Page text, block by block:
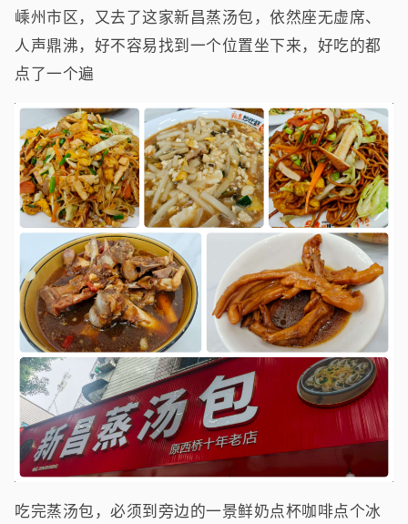
嵊州市区，又去了这家新昌蒸汤包，依然座无虚席、
人声鼎沸，好不容易找到一个位置坐下来，好吃的都
点了一个遍
吃完蒸汤包，必须到旁边的一景鲜奶点杯咖啡点个冰